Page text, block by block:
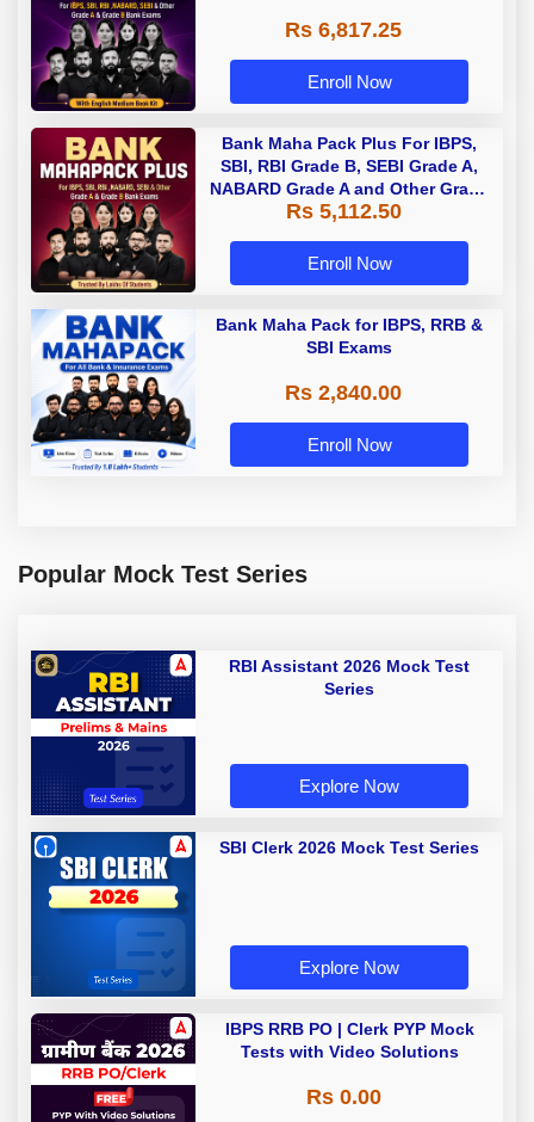
Rs 6,817.25
Enroll Now
Bank Maha Pack Plus For IBPS,
SBI, RBI Grade B, SEBI Grade A,
NABARD Grade A and Other Grade
A & Grade B Bank Exams
Rs 5,112.50
Enroll Now
Bank Maha Pack for IBPS, RRB &
SBI Exams
Rs 2,840.00
Enroll Now
Popular Mock Test Series
RBI Assistant 2026 Mock Test
Series
Explore Now
SBI Clerk 2026 Mock Test Series
Explore Now
IBPS RRB PO | Clerk PYP Mock
Tests with Video Solutions
Rs 0.00